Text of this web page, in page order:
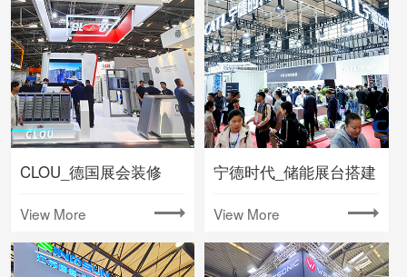
CLOU_德国展会装修
View More
宁德时代_储能展台搭建
View More